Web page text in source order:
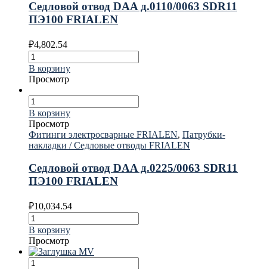
Седловой отвод DAA д.0110/0063 SDR11
ПЭ100 FRIALEN
₽4,802.54
В корзину
Просмотр
В корзину
Просмотр
Фитинги электросварные FRIALEN, Патрубки-
накладки / Седловые отводы FRIALEN
Седловой отвод DAA д.0225/0063 SDR11
ПЭ100 FRIALEN
₽10,034.54
В корзину
Просмотр